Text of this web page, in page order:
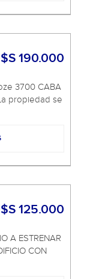
190.000
3700 CABA
propiedad se
125.000
A ESTRENAR
CON